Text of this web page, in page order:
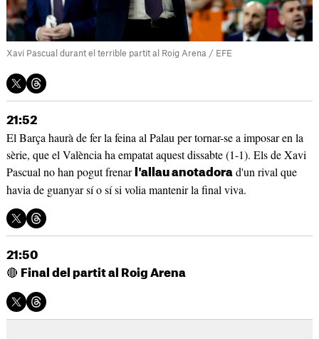
Xavi Pascual durant el terrible partit al Roig Arena / EFE
21:52
El Barça haurà de fer la feina al Palau per tornar-se a imposar en la
sèrie, que el València ha empatat aquest dissabte (1-1). Els de Xavi
Pascual no han pogut frenar l'allau anotadorad'un rival que
havia de guanyar sí o sí si volia mantenir la final viva.
21:50
🔴 Final del partit al Roig Arena